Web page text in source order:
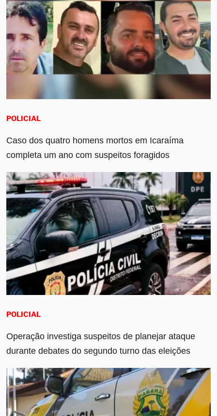
POLICIAL
Caso dos quatro homens mortos em Icaraíma
completa um ano com suspeitos foragidos
POLICIAL
Operação investiga suspeitos de planejar ataque
durante debates do segundo turno das eleições